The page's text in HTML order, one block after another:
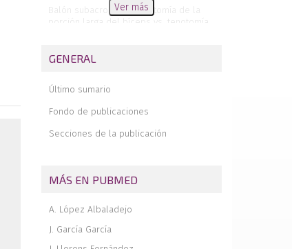
Balón subacromial y tenotomía de la
porción larga del bíceps vs. tenotomía
Resultados funcionales a medio plazo
de roturas traumáticas completas
Single-row arthroscopic repair of
isolated traumatic full-thickness
luxación anterior recidivante de hombro:
protocolo, técnica y resultados en
como complicación tras la cirugía de
inestabilidad lateral del tobillo: informe
Ver más
GENERAL
Último sumario
Fondo de publicaciones
Secciones de la publicación
MÁS EN PUBMED
A. López Albaladejo
J. García García